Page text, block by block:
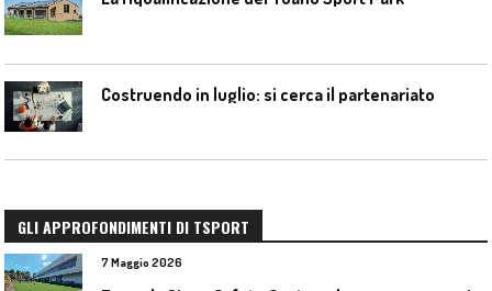
Costruendo in luglio: si cerca il partenariato
GLI APPROFONDIMENTI DI TSPORT
7 Maggio 2026